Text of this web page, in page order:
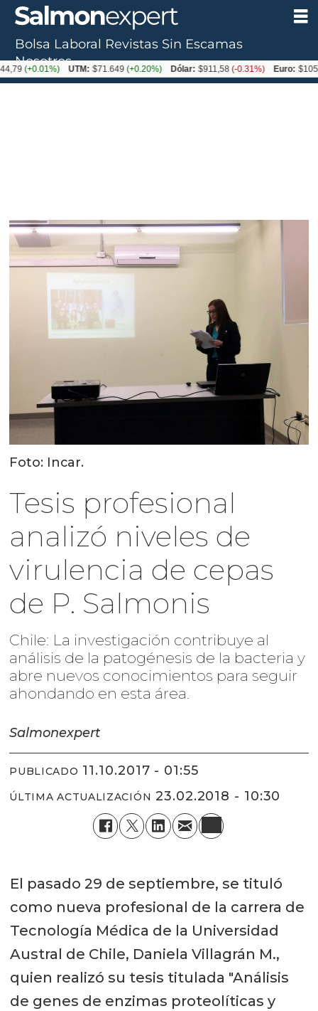
Foto: Incar.
Tesis profesional
analizó niveles de
virulencia de cepas
de P. Salmonis
Chile: La investigación contribuye al
análisis de la patogénesis de la bacteria y
abre nuevos conocimientos para seguir
ahondando en esta área.
Salmonexpert
PUBLICADO 11.10.2017 - 01:55
ÚLTIMA ACTUALIZACIÓN 23.02.2018 - 10:30
El pasado 29 de septiembre, se tituló
como nueva profesional de la carrera de
Tecnología Médica de la Universidad
Austral de Chile, Daniela Villagrán M.,
quien realizó su tesis titulada "Análisis
de genes de enzimas proteolíticas y
Bolsa Laboral Revistas Sin Escamas
Nosotros
UTM: $71.649(+0.20%) Dólar: $911,58(-0.31%) Euro: $1053,36(-